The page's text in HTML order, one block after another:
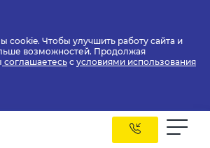
Чтобы улучшить работу сайта и
возможностей. Продолжая
соглашаетесь с условиями использования